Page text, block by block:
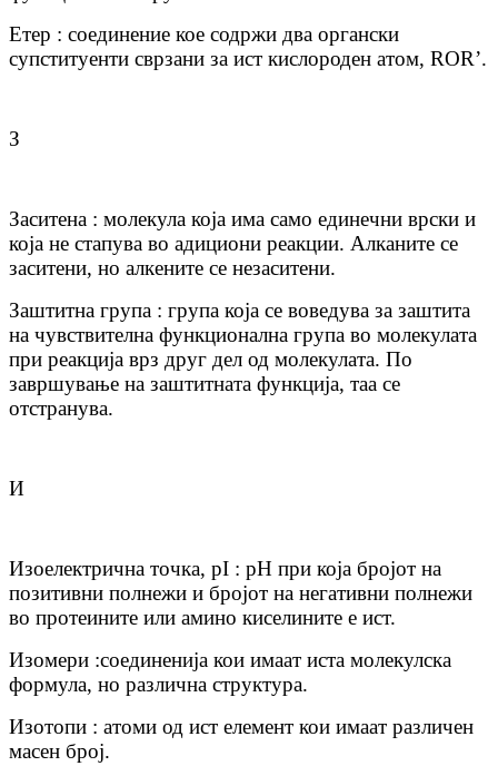
Етер : соединение кое содржи два органски
супституенти сврзани за ист кислороден атом, ROR’.
З
Заситена : молекула која има само единечни врски и
која не стапува во адициони реакции. Алканите се
заситени, но алкените се незаситени.
Заштитна група : група која се воведува за заштита
на чувствителна функционална група во молекулата
при реакција врз друг дел од молекулата. По
завршување на заштитната функција, таа се
отстранува.
И
Изоелектрична точка, pI : pH при која бројот на
позитивни полнежи и бројот на негативни полнежи
во протеините или амино киселините е ист.
Изомери :соединенија кои имаат иста молекулска
формула, но различна структура.
Изотопи : атоми од ист елемент кои имаат различен
масен број.